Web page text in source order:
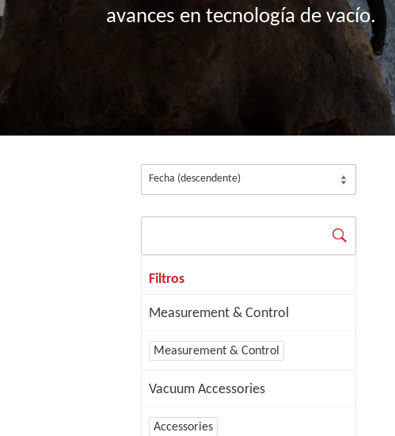
avances en tecnología de vacío.
Filtros
Measurement & Control
Measurement & Control
Vacuum Accessories
Accessories